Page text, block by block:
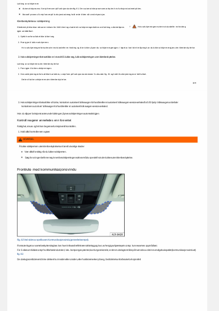
2. Hvis solskjermingen fortsatt ikke kan lukkes, sveip frem på funksjonstasten innen 5 sekunder fig. 81 og hold til solskjermingen er helt lukket.
Klembeskyttelsen kan redusere risikoen for å bli klemt og skadet når solskjermingen lukkes ved lukking, soltaket åpnes
igjen umiddelbart.
Automatisk prosess: Sveip fremover på funksjonstasten fig. 81. Den automatiske prosessen avbrytes hvis funksjonstastene trykkes.
Hvis solskjermingen fortsatt møter motstand eller en hindring og ikke lukkes, åpner du solskjermingen igjen. I løpet av kort tid etter åpning kan du lukke solskjermen igjen uten klembeskyttelse.
109
Lukking av solskjermen uten klembeskyttelse
Klembeskyttelse av solskjerming
. Hvis solskjermingen møter motstand eller en hindring
1. Prøv igjen å lukke solskjermingen.
Dette vil lukke solskjermen uten klembeskyttelse.
1. Sjekk hvorfor soltaket ikke lukket seg.
Lukking av solskjermen
2. Prøv igjen å lukke solskjermen.
Manuell prosess: Sveip forover på funksjonstasten og hold nede til den når ønsket posisjon.
3. Hvis solskjermingen fortsatt ikke er i stand til å lukke seg, lukk solskjermingen uten klembeskyttelse.
Frontrute med kommunikasjonsvindu
1. Hold alltid kontrollen ren og tørr.
Hvis du slipper funksjonstasten under lukkingen, åpnes solskjermingen automatisk igjen.
Fig. 82 Ved siden av speilbasen: Kommunikasjonsvindu (generelt eksempel).
ADVARSEL
Frontruter laget av varmebeskyttende glass kan ha et infrarødt reflekterende belegg og kan, avhengig av kjøretøyets utstyr, kunne varmes opp trådløst.
Å lukke solskjermen uten klembeskyttelse kan føre til alvorlige skader.
Fuktighet, smuss og fett kan begrense funksjonen til kontrollen.
3. Hvis solskjermingen fortsatt ikke vil lukke, kontakt en autorisert Volkswagen-forhandler eller et autorisert Volkswagen-serviceverksted for å få hjelp. Volkswagen anbefaler
Vær alltid forsiktig når du lukker solskjermen.
For å sikre at trådløst utstyr fra tilbehørsindustrien, f.eks. bompengesystemer, kan fungere korrekt, er det et ubelagt område på hver side av det innvendige bakspeilet (kommunikasjonsvinduet)
fig. 82.
De ubelagte områdene må ikke dekkes fra innsiden eller utsiden, eller ha klistremerker på seg, fordi dette kan forårsake funksjonsfeil.
kontakte en autorisert Volkswagen-forhandler eller et autorisert Volkswagen-serviceverksted.
Sørg for at ingen befinner seg innenfor solskjermingens virkeområde, spesielt hvis den lukkes uten klembeskyttelse.
Kontroll reagerer annerledes enn forventet